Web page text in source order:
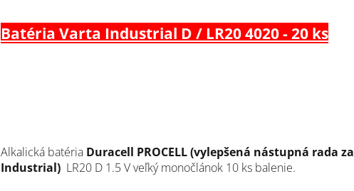
Batéria Varta Industrial D / LR20 4020 - 20 ks
Alkalická batéria Duracell PROCELL (vylepšená nástupná rada za
Industrial) LR20 D 1.5 V veľký monočlánok 10 ks balenie.